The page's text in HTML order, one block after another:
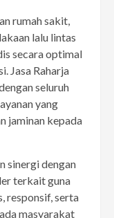
rumah sakit,
lalu lintas
secara optimal
Jasa Raharja
seluruh
yang
jaminan kepada
sinergi dengan
terkait guna
responsif, serta
masyarakat